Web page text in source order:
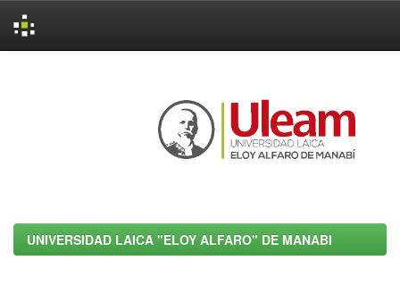
UNIVERSIDAD LAICA "ELOY ALFARO" DE MANABI